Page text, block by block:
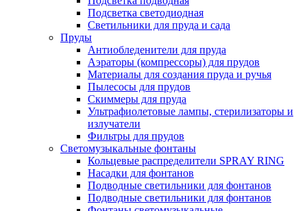
Подсветка светодиодная
Светильники для пруда и сада
Пруды
Антиобледенители для пруда
Аэраторы (компрессоры) для прудов
Материалы для создания пруда и ручья
Пылесосы для прудов
Скиммеры для пруда
Ультрафиолетовые лампы, стерилизаторы и
излучатели
Фильтры для прудов
Светомузыкальные фонтаны
Кольцевые распределители SPRAY RING
Насадки для фонтанов
Подводные светильники для фонтанов
Подводные светильники для фонтанов